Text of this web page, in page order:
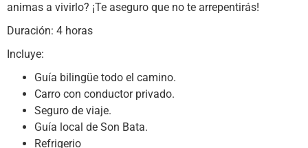
animas a vivirlo? ¡Te aseguro que no te arrepentirás!
Duración: 4 horas
Incluye:
Guía bilingüe todo el camino.
Carro con conductor privado.
Seguro de viaje.
Guía local de Son Bata.
Refrigerio